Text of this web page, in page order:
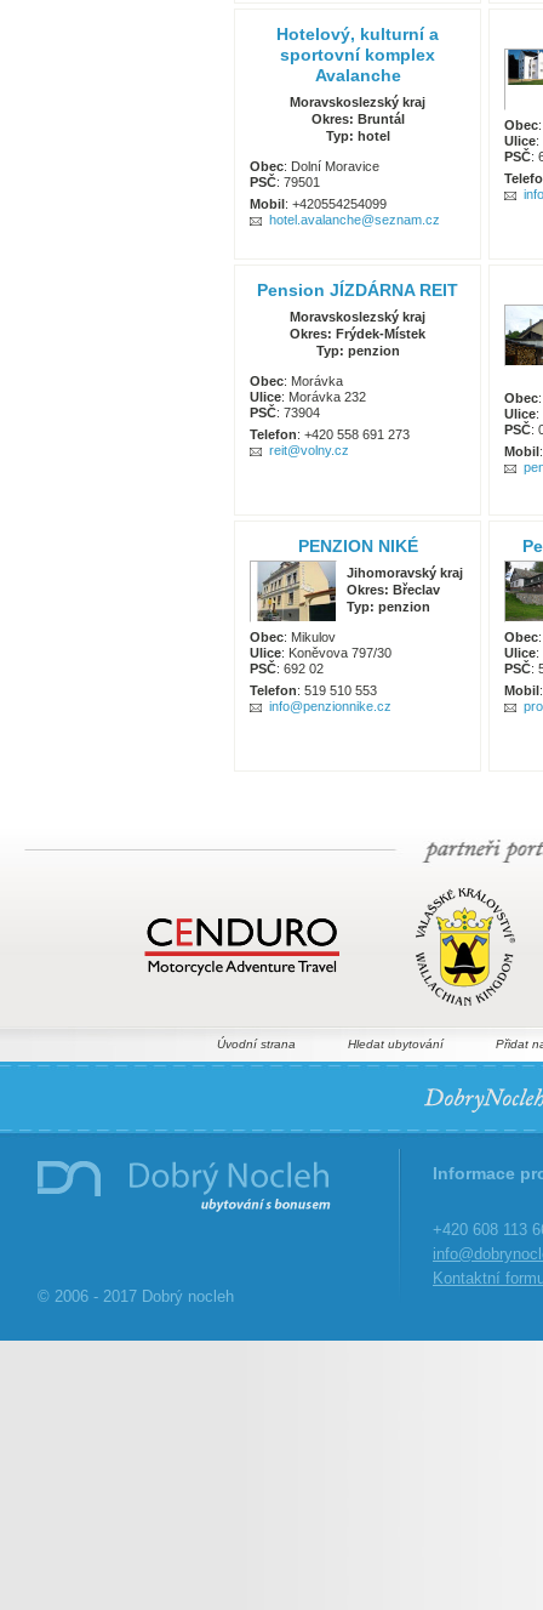
Hotelový, kulturní a
sportovní komplex
Avalanche
Moravskoslezský kraj
Okres: Bruntál
Typ: hotel
Obec: Dolní Moravice
PSČ: 79501
Mobil: +420554254099
hotel.avalanche@seznam.cz
Obec
Ulice:
PSČ:
Pension JÍZDÁRNA REIT
Moravskoslezský kraj
Okres: Frýdek-Místek
Typ: penzion
Obec: Morávka
Ulice: Morávka 232
PSČ: 73904
Telefon: +420 558 691 273
reit@volny.cz
Obec
Ulice:
PSČ:
Mobil
PENZION NIKÉ
Jihomoravský kraj
Okres: Břeclav
Typ: penzion
Obec: Mikulov
Ulice: Koněvova 797/30
PSČ: 692 02
Telefon: 519 510 553
info@penzionnike.cz
Obec
Ulice:
PSČ:
Mobil
Úvodní strana Hledat ubytování Přidat
© 2006 - 2017 Dobrý nocleh
Informace
+420 608 113
Kontaktní